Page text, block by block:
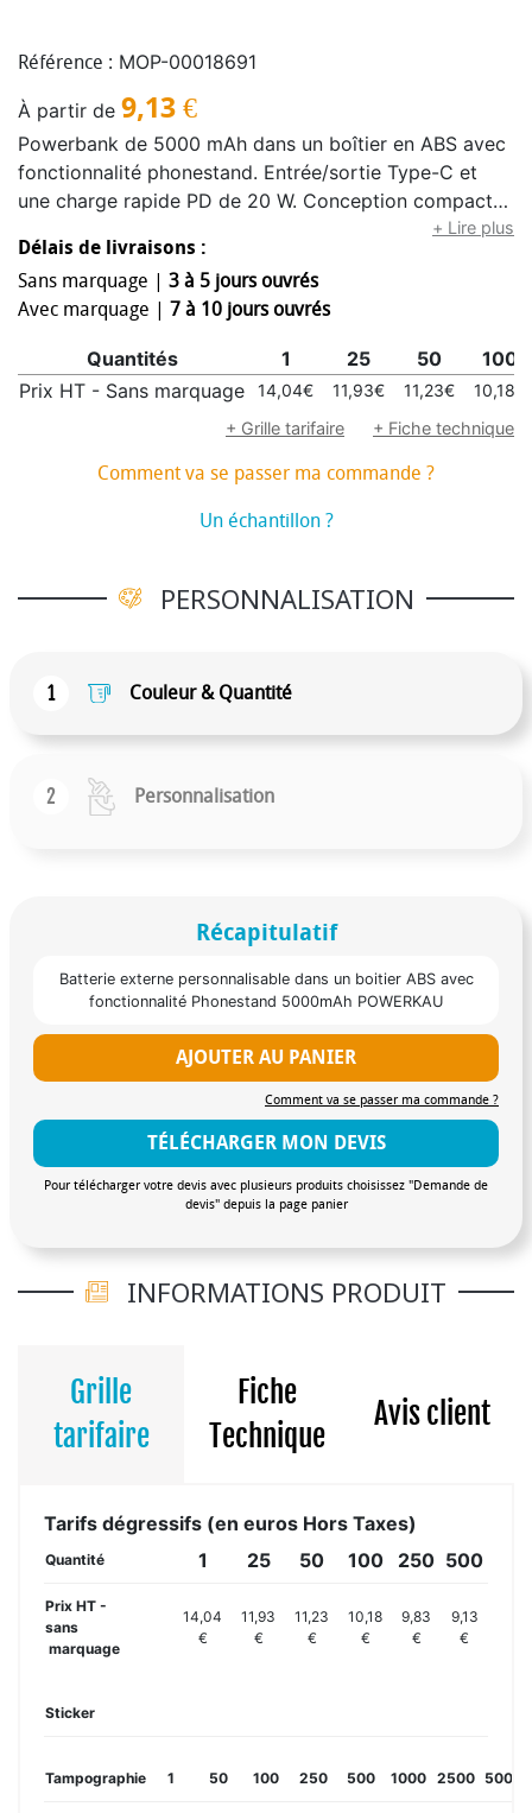
Référence : MOP-00018691
À partir de 9,13 €
Powerbank de 5000 mAh dans un boîtier en ABS avec
fonctionnalité phonestand. Entrée/sortie Type-C et
une charge rapide PD de 20 W. Conception compacte
+ Lire plus
Délais de livraisons :
Sans marquage | 3 à 5 jours ouvrés
Avec marquage | 7 à 10 jours ouvrés
Quantités 1 25 50
100
Prix HT - Sans marquage
14,04€ 11,93€ 11,23€
10,18€
+ Grille tarifaire
+ Fiche technique
Comment va se passer ma commande ?
Un échantillon ?
PERSONNALISATION
1 Couleur & Quantité
2 Personnalisation
Récapitulatif
Batterie externe personnalisable dans un boitier ABS avec
fonctionnalité Phonestand 5000mAh POWERKAU
AJOUTER AU PANIER
Comment va se passer ma commande ?
TÉLÉCHARGER MON DEVIS
Pour télécharger votre devis avec plusieurs produits choisissez "Demande de
devis" depuis la page panier
INFORMATIONS PRODUIT
Grille
tarifaire
Fiche
Technique
Avis client
Tarifs dégressifs (en euros Hors Taxes)
Quantité 1 25 50 100 250 500
Prix HT -
sans
marquage
14,04
€
11,93
€
11,23
€
10,18
€
9,83
€
9,13
€
Sticker
Tampographie 1 50 100 250 500 1000 2500 5000